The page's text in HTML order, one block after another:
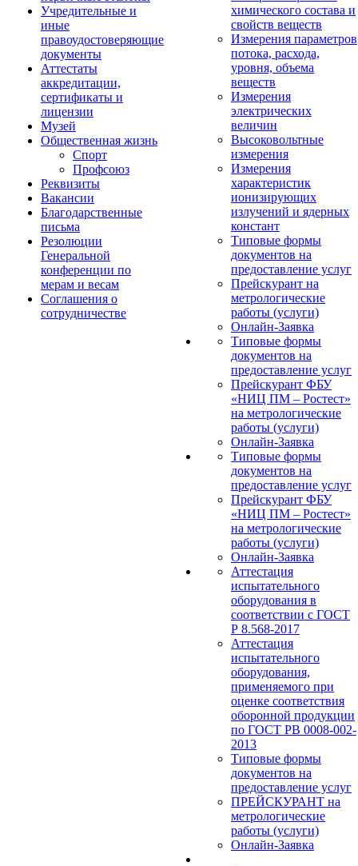
Учредительные и
иные
правоудостоверяющие
документы
Аттестаты
аккредитации,
сертификаты и
лицензии
Музей
Общественная жизнь
Спорт
Профсоюз
Реквизиты
Вакансии
Благодарственные
письма
Резолюции
Генеральной
конференции по
мерам и весам
Соглашения о
сотрудничестве
химического состава и
свойств веществ
Измерения параметров
потока, расхода,
уровня, объема
веществ
Измерения
электрических
величин
Высоковольтные
измерения
Измерения
характеристик
ионизирующих
излучений и ядерных
констант
Типовые формы
документов на
предоставление услуг
Прейскурант на
метрологические
работы (услуги)
Онлайн-Заявка
Типовые формы
документов на
предоставление услуг
Прейскурант ФБУ
«НИЦ ПМ – Ростест»
на метрологические
работы (услуги)
Онлайн-Заявка
Типовые формы
документов на
предоставление услуг
Прейскурант ФБУ
«НИЦ ПМ – Ростест»
на метрологические
работы (услуги)
Онлайн-Заявка
Аттестация
испытательного
оборудования в
соответствии с ГОСТ
Р 8.568-2017
Аттестация
испытательного
оборудования,
применяемого при
оценке соответствия
оборонной продукции
по ГОСТ РВ 0008-002-
2013
Типовые формы
документов на
предоставление услуг
ПРЕЙСКУРАНТ на
метрологические
работы (услуги)
Онлайн-Заявка